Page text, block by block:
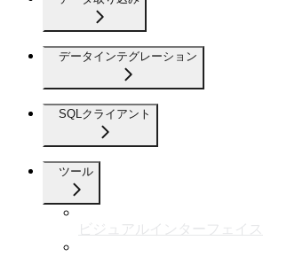
データインテグレーション
SQLクライアント
ツール
ビジュアルインターフェイス